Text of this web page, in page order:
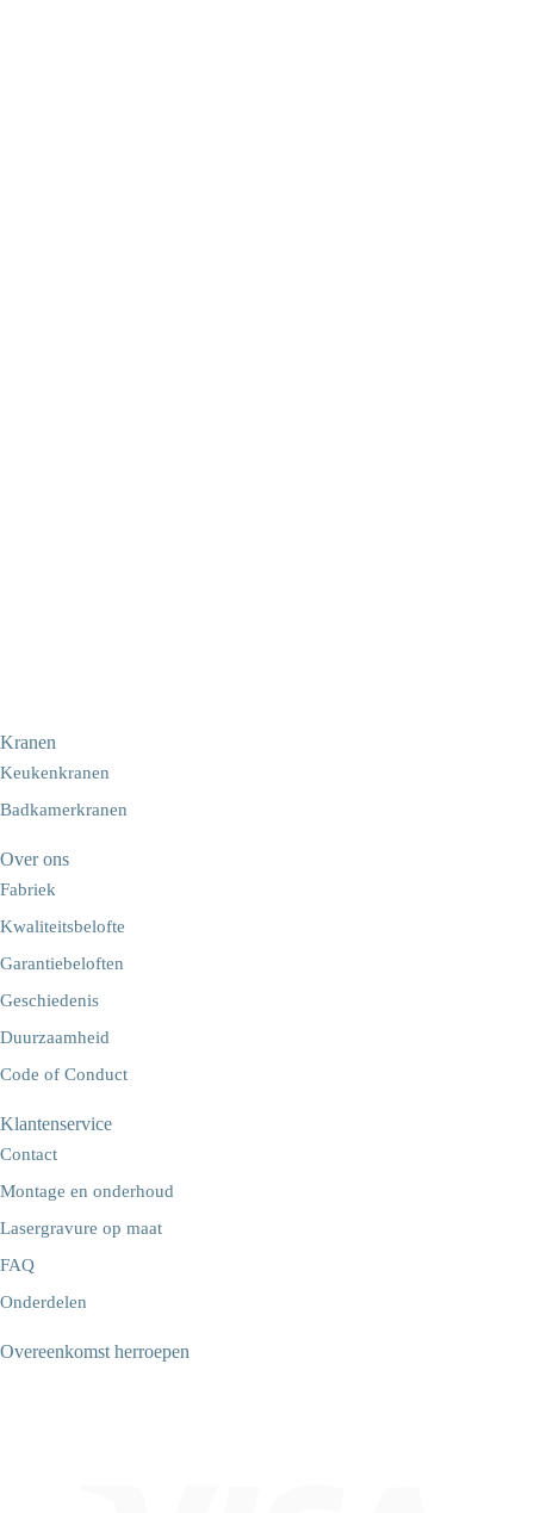
Kranen
Keukenkranen
Badkamerkranen
Over ons
Fabriek
Kwaliteitsbelofte
Garantiebeloften
Geschiedenis
Duurzaamheid
Code of Conduct
Klantenservice
Contact
Montage en onderhoud
Lasergravure op maat
FAQ
Onderdelen
Overeenkomst herroepen